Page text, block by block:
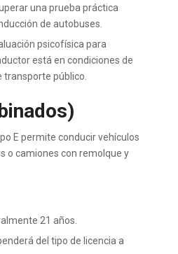
una prueba práctica
de autobuses.
psicofísica para
está en condiciones de
público.
E permite conducir vehículos
o camiones con remolque y
21 años.
del tipo de licencia a